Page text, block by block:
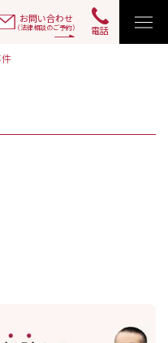
お問い合わせ
（法律相談のご予約） 電話